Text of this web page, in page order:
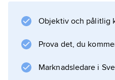
fick sitt genombrott
. Handlingen har en
berättarstruktur och
något som också
Objektiv och pålitlig
Prova det, du
Marknadsledare i